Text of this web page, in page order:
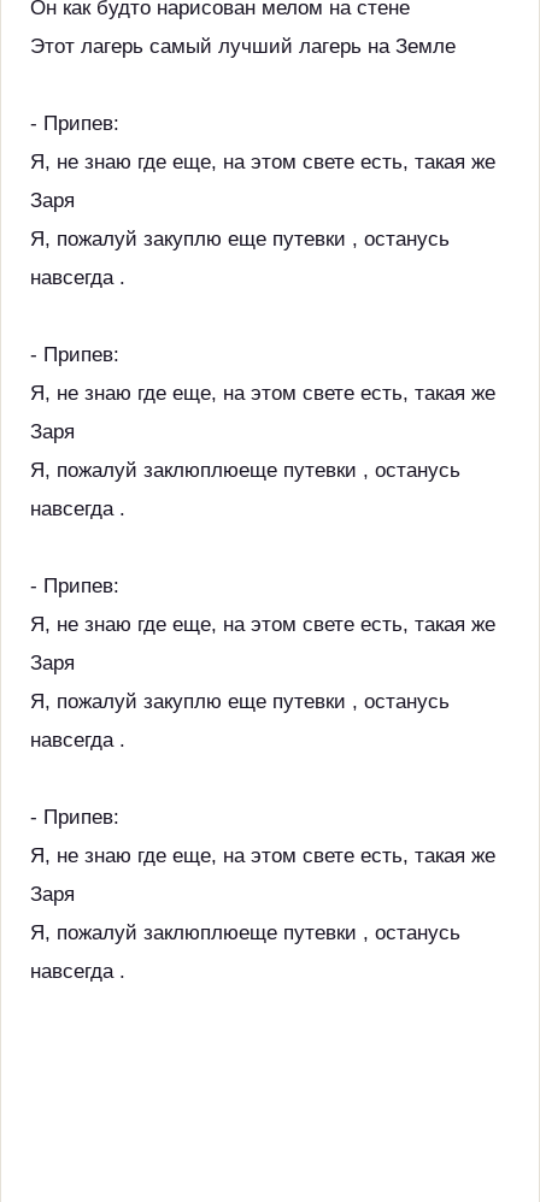
Он как будто нарисован мелом на стене
Этот лагерь самый лучший лагерь на Земле
- Припев:
Я, не знаю где еще, на этом свете есть, такая же
Заря
Я, пожалуй закуплю еще путевки , останусь
навсегда .
- Припев:
Я, не знаю где еще, на этом свете есть, такая же
Заря
Я, пожалуй заклюплюеще путевки , останусь
навсегда .
- Припев:
Я, не знаю где еще, на этом свете есть, такая же
Заря
Я, пожалуй закуплю еще путевки , останусь
навсегда .
- Припев:
Я, не знаю где еще, на этом свете есть, такая же
Заря
Я, пожалуй заклюплюеще путевки , останусь
навсегда .